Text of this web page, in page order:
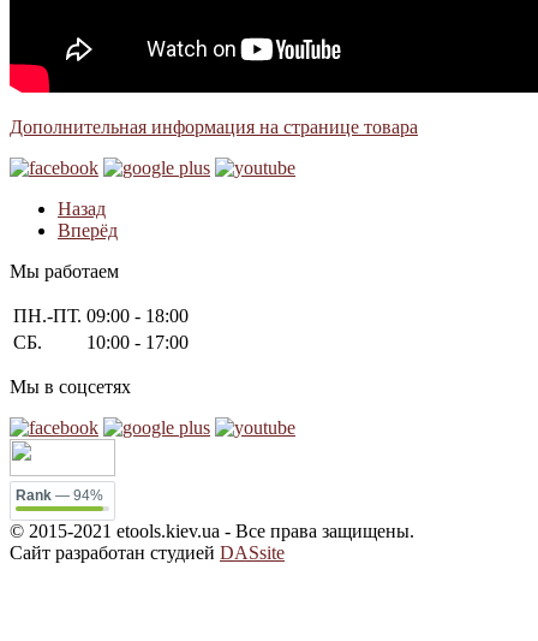
Дополнительная информация на странице товара
Назад
Вперёд
Мы работаем
ПН.-ПТ. 09:00 - 18:00
СБ.
10:00 - 17:00
Мы в соцсетях
Rank — 94%
© 2015-2021 etools.kiev.ua - Все права защищены.
Сайт разработан студией DASsite